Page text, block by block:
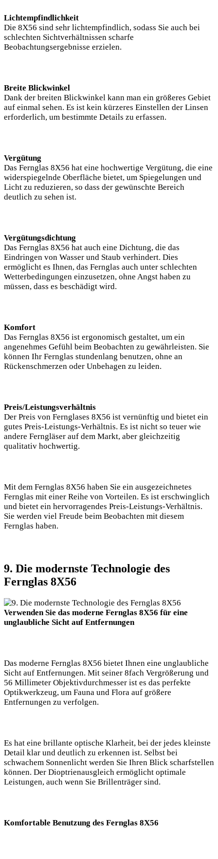
Lichtempfindlichkeit
Die 8X56 sind sehr lichtempfindlich, sodass Sie auch bei
schlechten Sichtverhältnissen scharfe
Beobachtungsergebnisse erzielen.
Breite Blickwinkel
Dank der breiten Blickwinkel kann man ein größeres Gebiet
auf einmal sehen. Es ist kein kürzeres Einstellen der Linsen
erforderlich, um bestimmte Details zu erfassen.
Vergütung
Das Fernglas 8X56 hat eine hochwertige Vergütung, die eine
widerspiegelnde Oberfläche bietet, um Spiegelungen und
Licht zu reduzieren, so dass der gewünschte Bereich
deutlich zu sehen ist.
Vergütungsdichtung
Das Fernglas 8X56 hat auch eine Dichtung, die das
Eindringen von Wasser und Staub verhindert. Dies
ermöglicht es Ihnen, das Fernglas auch unter schlechten
Wetterbedingungen einzusetzen, ohne Angst haben zu
müssen, dass es beschädigt wird.
Komfort
Das Fernglas 8X56 ist ergonomisch gestaltet, um ein
angenehmes Gefühl beim Beobachten zu gewährleisten. Sie
können Ihr Fernglas stundenlang benutzen, ohne an
Rückenschmerzen oder Unbehagen zu leiden.
Preis/Leistungsverhältnis
Der Preis von Fernglases 8X56 ist vernünftig und bietet ein
gutes Preis-Leistungs-Verhältnis. Es ist nicht so teuer wie
andere Ferngläser auf dem Markt, aber gleichzeitig
qualitativ hochwertig.
Mit dem Fernglas 8X56 haben Sie ein ausgezeichnetes
Fernglas mit einer Reihe von Vorteilen. Es ist erschwinglich
und bietet ein hervorragendes Preis-Leistungs-Verhältnis.
Sie werden viel Freude beim Beobachten mit diesem
Fernglas haben.
9. Die modernste Technologie des
Fernglas 8X56
Verwenden Sie das moderne Fernglas 8X56 für eine
unglaubliche Sicht auf Entfernungen
Das moderne Fernglas 8X56 bietet Ihnen eine unglaubliche
Sicht auf Entfernungen. Mit seiner 8fach Vergrößerung und
56 Millimeter Objektivdurchmesser ist es das perfekte
Optikwerkzeug, um Fauna und Flora auf größere
Entfernungen zu verfolgen.
Es hat eine brillante optische Klarheit, bei der jedes kleinste
Detail klar und deutlich zu erkennen ist. Selbst bei
schwachem Sonnenlicht werden Sie Ihren Blick scharfstellen
können. Der Dioptrienausgleich ermöglicht optimale
Leistungen, auch wenn Sie Brillenträger sind.
Komfortable Benutzung des Fernglas 8X56